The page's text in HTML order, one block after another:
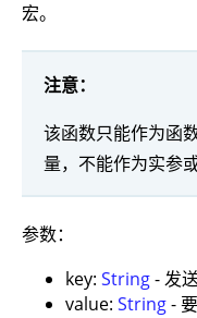
宏。
注意：
该函数只能作为函
量，不能作为实参
参数：
key: String- 发
value: String-